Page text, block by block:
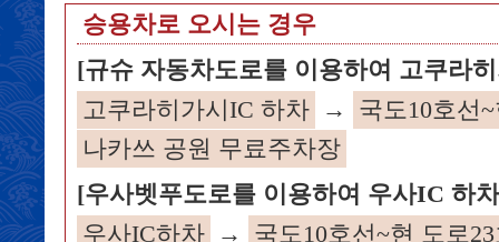
승용차로 오시는 경우
[규슈 자동차도로를 이용하여 고쿠라
고쿠라히가시IC 하차
→
국도10호선
나카쓰 공원 무료주차장
[우사벳푸도로를 이용하여 우사IC 하
우사IC하차
→
국도10호선~현 도로